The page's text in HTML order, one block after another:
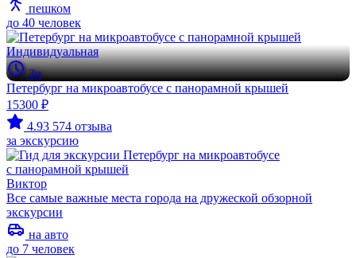
пешком
до 40 человек
Индивидуальная
3ч
Петербург на микроавтобусе с панорамной крышей
15300 ₽
4.93 574 отзыва
за экскурсию
Виктор
Все самые важные места города на дружеской обзорной
экскурсии
на авто
до 7 человек